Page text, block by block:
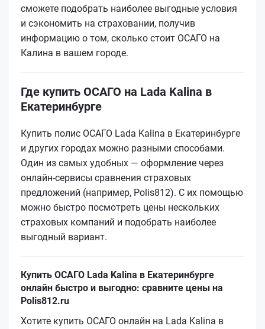
сможете подобрать наиболее выгодные условия
и сэкономить на страховании, получив
информацию о том, сколько стоит ОСАГО на
Калина в вашем городе.
Где купить ОСАГО на Lada Kalina в
Екатеринбурге
Купить полис ОСАГО Lada Kalina в Екатеринбурге
и других городах можно разными способами.
Один из самых удобных — оформление через
онлайн-сервисы сравнения страховых
предложений (например, Polis812). С их помощью
можно быстро посмотреть цены нескольких
страховых компаний и подобрать наиболее
выгодный вариант.
Купить ОСАГО Lada Kalina в Екатеринбурге
онлайн быстро и выгодно: сравните цены на
Polis812.ru
Хотите купить ОСАГО онлайн на Lada Kalina в